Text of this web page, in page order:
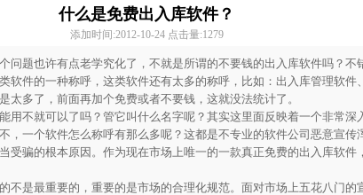
什么是免费出入库软件？
添加时间:2012-10-24 点击量:1279
问题也许有点老学究化了，不就是所谓的不要钱的出入库软件吗？不
软件的一种称呼，这类软件还有太多的称呼，比如：出入库管理软件
太多了，前面再加个免费或者不要钱，这就没法统计了。
不就可以了吗？管它叫什么名字呢？其实这里面反映着一个非常深
，一个软件怎么称呼有那么多呢？这都是不专业的软件公司恶意宣传
受骗的根本原因。作为现在市场上唯一的一款真正免费的出入库软件
是最重要的，重要的是市场的合理化规范。面对市场上五花八门的